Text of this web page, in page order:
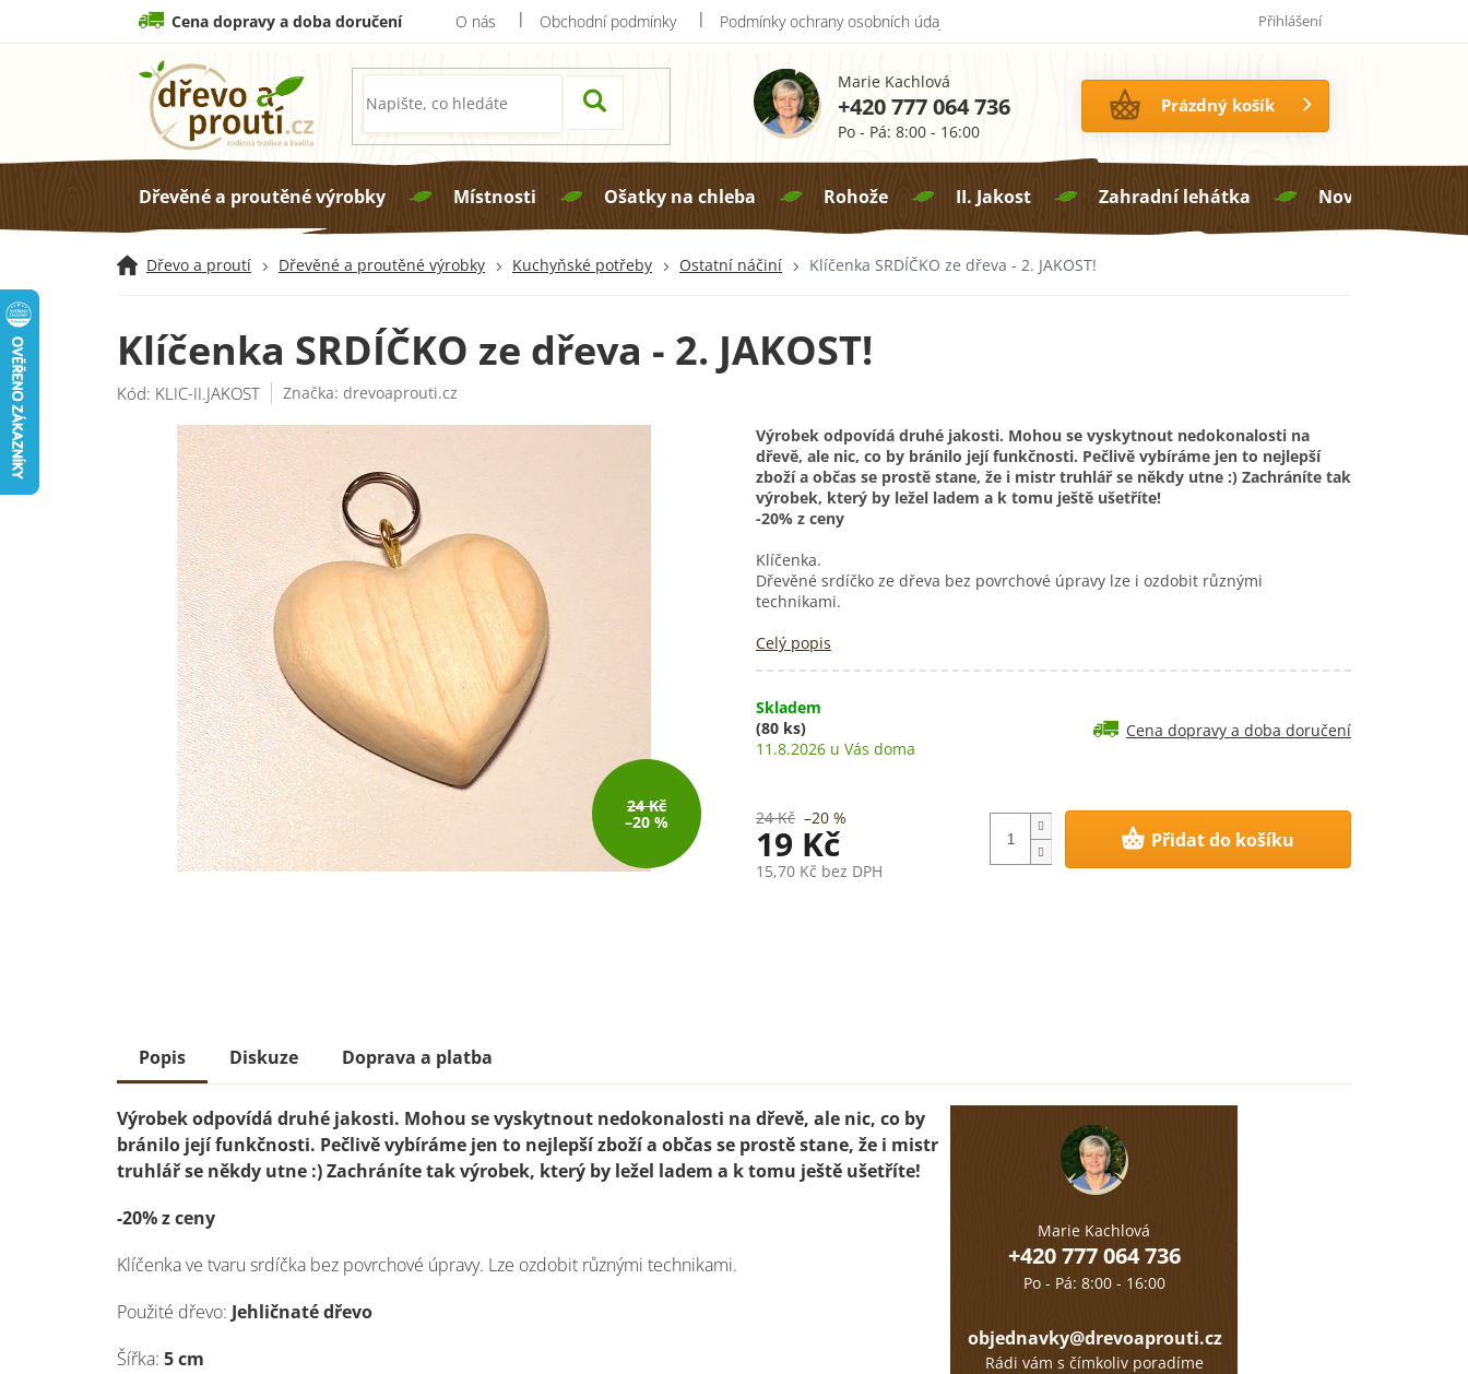
obsah
Cena dopravy a doba doručení O nás Obchodní podmínky Podmínky ochrany osobních údajů 14 dní na vrácení zboží
Přihlášení
Marie Kachlová
+420 777 064 736
Po - Pá: 8:00 - 16:00
NÁKUPNÍ
KOŠÍK
Prázdný košík
Dřevěné a proutěné výrobky Místnosti Ošatky na chleba Rohože II. Jakost Zahradní lehátka Novinky
Dřevo a proutí Dřevěné a proutěné výrobky Kuchyňské potřeby Ostatní náčiní Klíčenka SRDÍČKO ze dřeva - 2. JAKOST!
Klíčenka SRDÍČKO ze dřeva - 2. JAKOST!
Kód: KLIC-II.JAKOST Značka: drevoaprouti.cz
24 Kč
–20 %
Výrobek odpovídá druhé jakosti. Mohou se vyskytnout nedokonalosti na
dřevě, ale nic, co by bránilo její funkčnosti. Pečlivě vybíráme jen to nejlepší
zboží a občas se prostě stane, že i mistr truhlář se někdy utne :) Zachráníte tak
výrobek, který by ležel ladem a k tomu ještě ušetříte!
-20% z ceny
Klíčenka.
Dřevěné srdíčko ze dřeva bez povrchové úpravy lze i ozdobit různými
technikami.
Celý popis
Skladem
(80 ks)
11.8.2026
Cena dopravy a doba doručení
24 Kč –20 %
19 Kč
15,70 Kč bez DPH
Přidat do košíku
Popis Diskuze Doprava a platba
Výrobek odpovídá druhé jakosti. Mohou se vyskytnout nedokonalosti na dřevě, ale nic, co by
bránilo její funkčnosti. Pečlivě vybíráme jen to nejlepší zboží a občas se prostě stane, že i mistr
truhlář se někdy utne :) Zachráníte tak výrobek, který by ležel ladem a k tomu ještě ušetříte!
-20% z ceny
Klíčenka ve tvaru srdíčka bez povrchové úpravy. Lze ozdobit různými technikami.
Použité dřevo: Jehličnaté dřevo
Šířka: 5 cm
Marie Kachlová
+420 777 064 736
Po - Pá: 8:00 - 16:00
objednavky@drevoaprouti.cz
Rádi vám s čímkoliv poradíme